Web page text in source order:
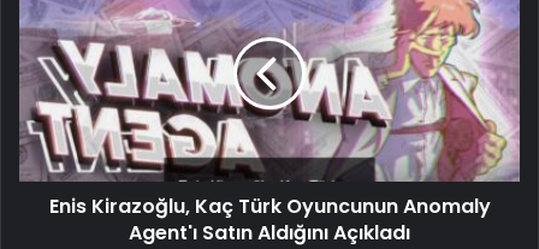
Enis Kirazoğlu, Kaç Türk Oyuncunun Anomaly
Agent'ı Satın Aldığını Açıkladı